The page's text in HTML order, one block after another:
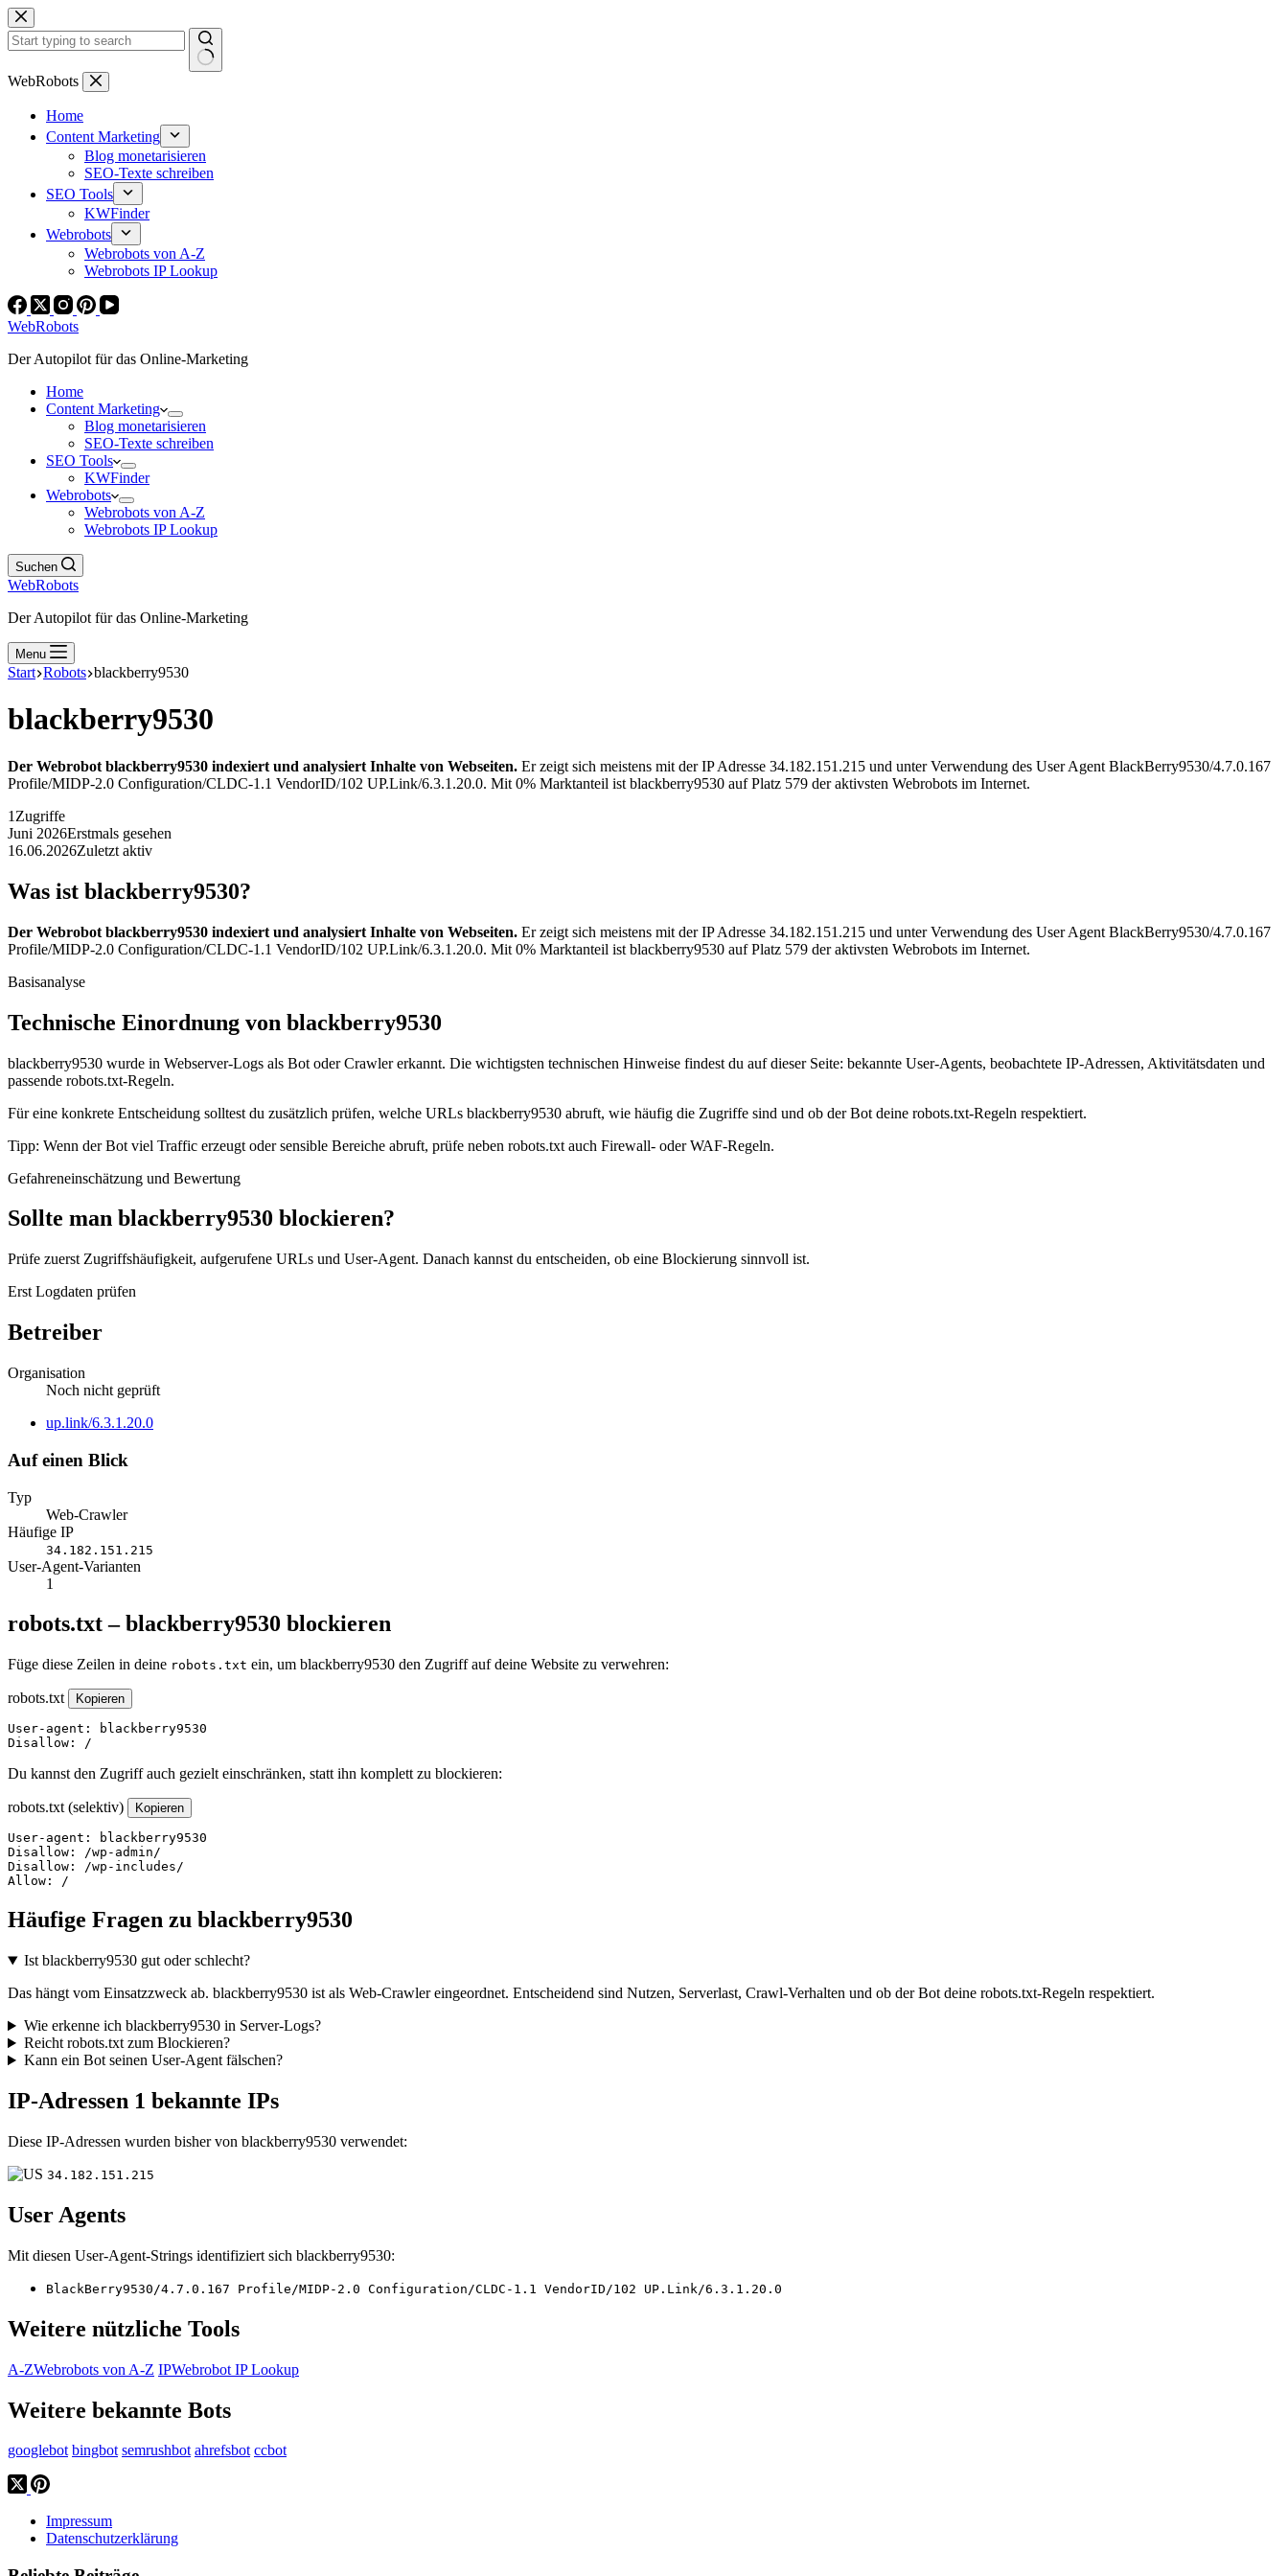
Zum
Inhalt
springen
Keine
WebRobots
Home
Content Marketing
Blog monetarisieren
SEO-Texte schreiben
SEO Tools
KWFinder
Webrobots
Webrobots von A-Z
Webrobots IP Lookup
WebRobots
Der Autopilot für das Online-Marketing
Home
Content Marketing
Blog monetarisieren
SEO-Texte schreiben
SEO Tools
KWFinder
Webrobots
Webrobots von A-Z
Webrobots IP Lookup
Suchen
WebRobots
Der Autopilot für das Online-Marketing
Menu
Start Robots blackberry9530
blackberry9530
Der Webrobot blackberry9530 indexiert und analysiert Inhalte von Webseiten. Er zeigt sich meistens mit der IP Adresse 34.182.151.215 und unter Verwendung des User Agent BlackBerry9530/4.7.0.167
Profile/MIDP-2.0 Configuration/CLDC-1.1 VendorID/102 UP.Link/6.3.1.20.0. Mit 0% Marktanteil ist blackberry9530 auf Platz 579 der aktivsten Webrobots im Internet.
1 Zugriffe
Juni 2026Erstmals gesehen
16.06.2026Zuletzt aktiv
Was ist blackberry9530?
Der Webrobot blackberry9530 indexiert und analysiert Inhalte von Webseiten. Er zeigt sich meistens mit der IP Adresse 34.182.151.215 und unter Verwendung des User Agent BlackBerry9530/4.7.0.167
Profile/MIDP-2.0 Configuration/CLDC-1.1 VendorID/102 UP.Link/6.3.1.20.0. Mit 0% Marktanteil ist blackberry9530 auf Platz 579 der aktivsten Webrobots im Internet.
Basisanalyse
Technische Einordnung von blackberry9530
blackberry9530 wurde in Webserver-Logs als Bot oder Crawler erkannt. Die wichtigsten technischen Hinweise findest du auf dieser Seite: bekannte User-Agents, beobachtete IP-Adressen, Aktivitätsdaten und
passende robots.txt-Regeln.
Für eine konkrete Entscheidung solltest du zusätzlich prüfen, welche URLs blackberry9530 abruft, wie häufig die Zugriffe sind und ob der Bot deine robots.txt-Regeln respektiert.
Tipp: Wenn der Bot viel Traffic erzeugt oder sensible Bereiche abruft, prüfe neben robots.txt auch Firewall- oder WAF-Regeln.
Gefahreneinschätzung und Bewertung
Sollte man blackberry9530 blockieren?
Prüfe zuerst Zugriffshäufigkeit, aufgerufene URLs und User-Agent. Danach kannst du entscheiden, ob eine Blockierung sinnvoll ist.
Erst Logdaten prüfen
Betreiber
Organisation
Noch nicht geprüft
Website
up.link/6.3.1.20.0
Auf einen Blick
Typ
Web-Crawler
Häufige IP
34.182.151.215
User-Agent-Varianten
1
robots.txt – blackberry9530 blockieren
Füge diese Zeilen in deine robots.txt ein, um blackberry9530 den Zugriff auf deine Website zu verwehren:
robots.txt Kopieren
User-agent: blackberry9530
Disallow: /
Du kannst den Zugriff auch gezielt einschränken, statt ihn komplett zu blockieren:
robots.txt (selektiv) Kopieren
User-agent: blackberry9530
Disallow: /wp-admin/
Disallow: /wp-includes/
Allow: /
Häufige Fragen zu blackberry9530
Ist blackberry9530 gut oder schlecht?
Das hängt vom Einsatzzweck ab. blackberry9530 ist als Web-Crawler eingeordnet. Entscheidend sind Nutzen, Serverlast, Crawl-Verhalten und ob der Bot deine robots.txt-Regeln respektiert.
Wie erkenne ich blackberry9530 in Server-Logs?
Reicht robots.txt zum Blockieren?
Kann ein Bot seinen User-Agent fälschen?
IP-Adressen 1 bekannte IPs
Diese IP-Adressen wurden bisher von blackberry9530 verwendet:
34.182.151.215
User Agents
Mit diesen User-Agent-Strings identifiziert sich blackberry9530:
BlackBerry9530/4.7.0.167 Profile/MIDP-2.0 Configuration/CLDC-1.1 VendorID/102 UP.Link/6.3.1.20.0
Weitere nützliche Tools
A-ZWebrobots von A-Z IPWebrobot IP Lookup
Weitere bekannte Bots
googlebot bingbot semrushbot ahrefsbot ccbot
Impressum
Datenschutzerklärung